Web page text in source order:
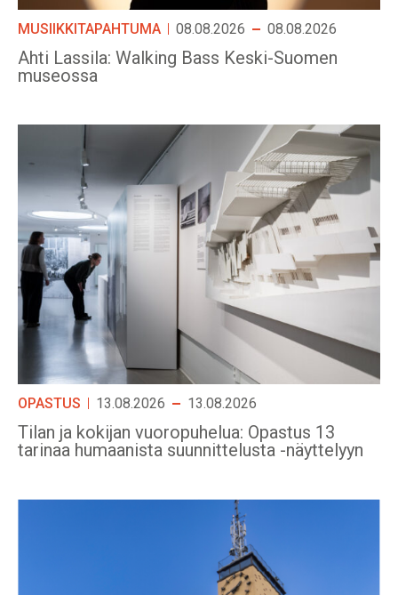
MUSIIKKITAPAHTUMA 08.08.2026 08.08.2026
Ahti Lassila: Walking Bass Keski-Suomen
museossa
OPASTUS 13.08.2026 13.08.2026
Tilan ja kokijan vuoropuhelua: Opastus 13
tarinaa humaanista suunnittelusta -näyttelyyn